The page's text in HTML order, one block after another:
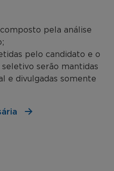
pela análise
pelo candidato e o
serão mantidas
e divulgadas somente